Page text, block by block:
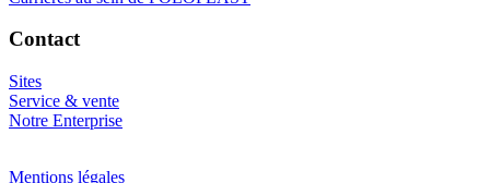
Contact
Sites
Service & vente
Notre Enterprise
Mentions légales